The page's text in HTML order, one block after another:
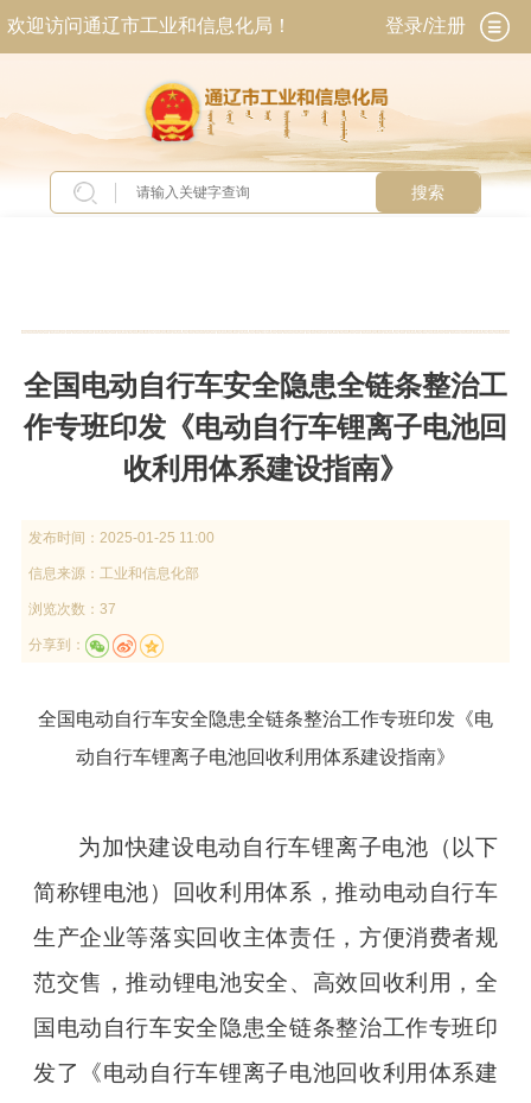
欢迎访问通辽市工业和信息化局！ 登录/注册
搜索
全国电动自行车安全隐患全链条整治工
作专班印发《电动自行车锂离子电池回
收利用体系建设指南》
发布时间： 2025-01-25 11:00
信息来源： 工业和信息化部
浏览次数：37
分享到：
全国电动自行车安全隐患全链条整治工作专班印发《电
动自行车锂离子电池回收利用体系建设指南》
为加快建设电动自行车锂离子电池（以下
简称锂电池）回收利用体系，推动电动自行车
生产企业等落实回收主体责任，方便消费者规
范交售，推动锂电池安全、高效回收利用，全
国电动自行车安全隐患全链条整治工作专班印
发了《电动自行车锂离子电池回收利用体系建